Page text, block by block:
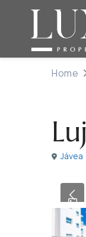
Home
Jávea